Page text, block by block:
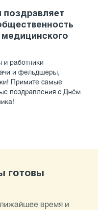
работники
и фельдшеры,
Примите самые
поздравления с Днём
готовы
время и